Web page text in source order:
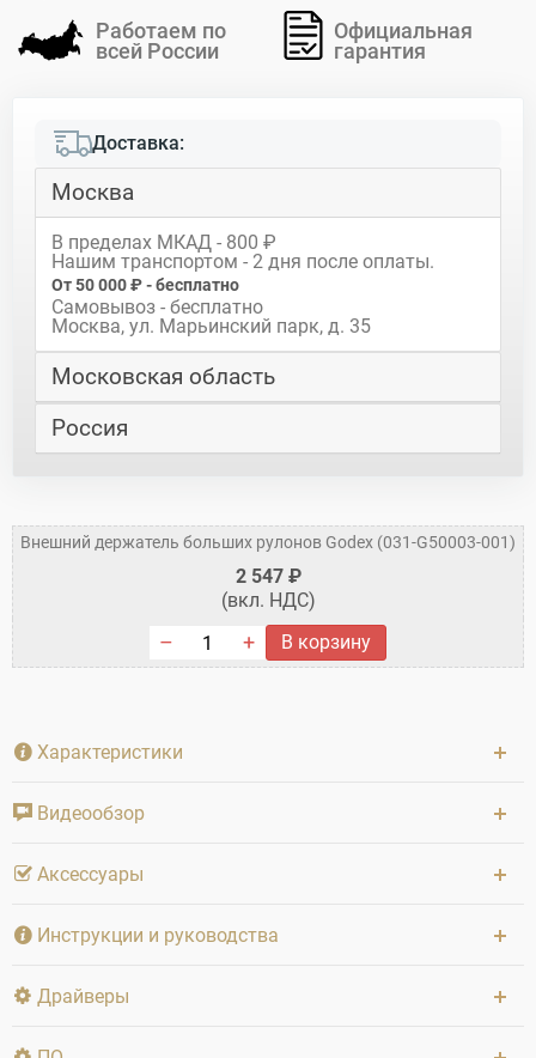
Работаем по
всей России
Официальная
гарантия
Доставка:
Москва
В пределах МКАД - 800 ₽
Нашим транспортом - 2 дня после оплаты.
От 50 000 ₽ - бесплатно
Самовывоз - бесплатно
Москва, ул. Марьинский парк, д. 35
Московская область
Россия
Внешний держатель больших рулонов Godex (031-G50003-001)
2 547 ₽
(вкл. НДС)
В корзину
Характеристики
Видеообзор
Аксессуары
Инструкции и руководства
Драйверы